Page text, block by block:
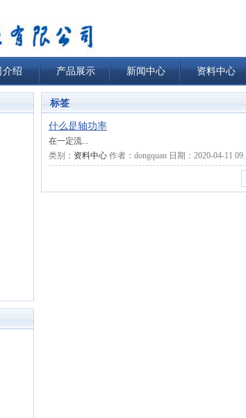
介绍 产品展示 新闻中心 资料中心
标签
什么是轴功率
在一定流...
类别： 资料中心 作者： dongquan 日期： 2020-04-11